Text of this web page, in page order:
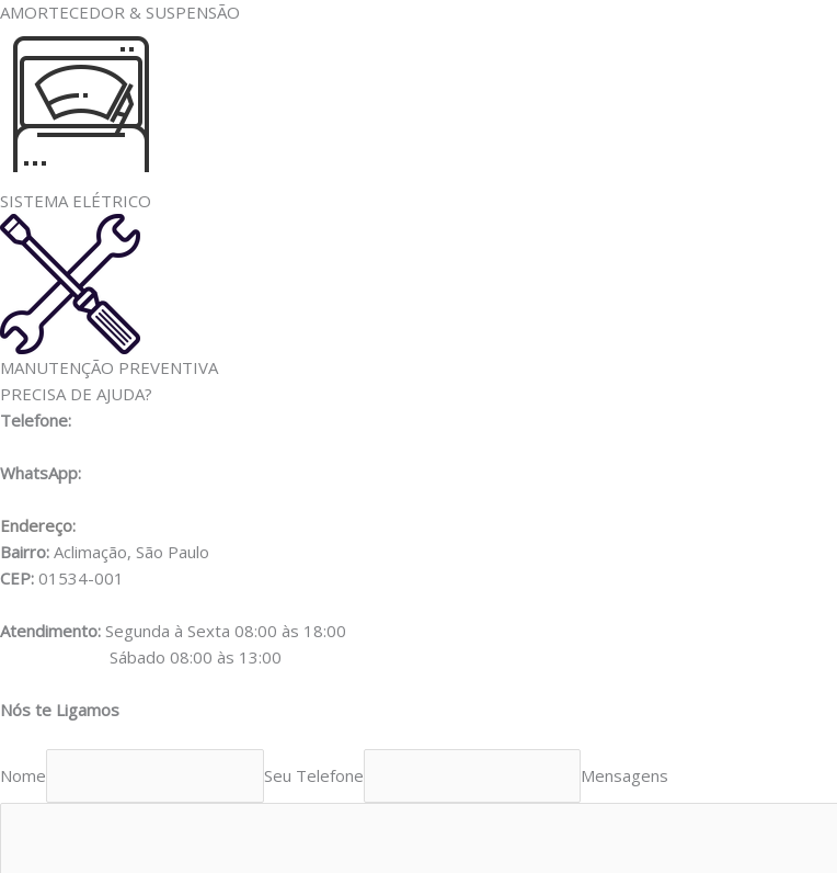
AMORTECEDOR & SUSPENSÃO
SISTEMA ELÉTRICO
MANUTENÇÃO PREVENTIVA
PRECISA DE AJUDA?
Telefone:
WhatsApp:
Endereço:
Bairro: Aclimação, São Paulo
CEP: 01534-001
Atendimento: Segunda à Sexta 08:00 às 18:00
Sábado 08:00 às 13:00
Nós te Ligamos
Nome Seu Telefone Mensagens